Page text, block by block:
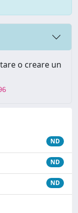
o creare un
ND
ND
ND